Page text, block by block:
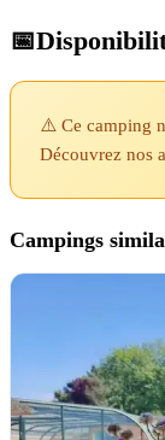
📅
⚠️ Ce camping
Découvrez nos
Campings